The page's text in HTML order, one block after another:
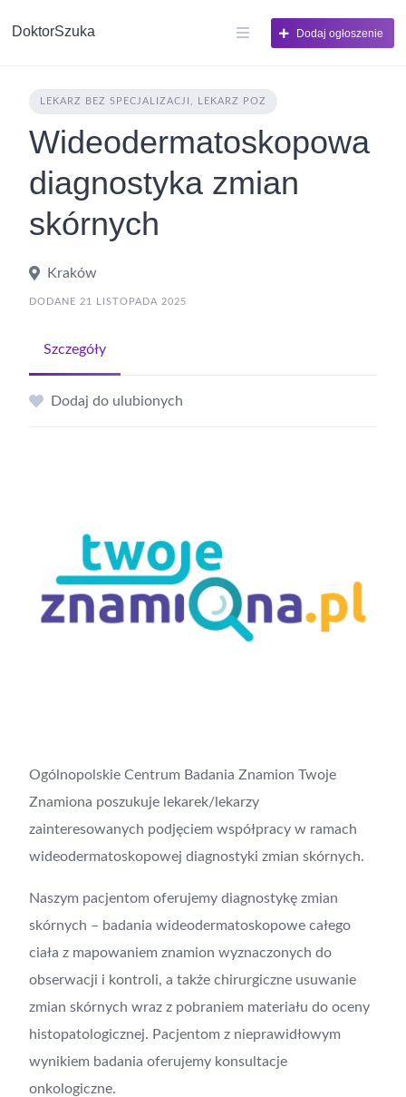
DoktorSzuka Dodaj ogłoszenie
LEKARZ BEZ SPECJALIZACJI, LEKARZ POZ
Wideodermatoskopowa
diagnostyka zmian
skórnych
Kraków
DODANE 21 LISTOPADA 2025
Szczegóły
Dodaj do ulubionych
Ogólnopolskie Centrum Badania Znamion Twoje
Znamiona poszukuje lekarek/lekarzy
zainteresowanych podjęciem współpracy w ramach
wideodermatoskopowej diagnostyki zmian skórnych.
Naszym pacjentom oferujemy diagnostykę zmian
skórnych – badania wideodermatoskopowe całego
ciała z mapowaniem znamion wyznaczonych do
obserwacji i kontroli, a także chirurgiczne usuwanie
zmian skórnych wraz z pobraniem materiału do oceny
histopatologicznej. Pacjentom z nieprawidłowym
wynikiem badania oferujemy konsultacje
onkologiczne.